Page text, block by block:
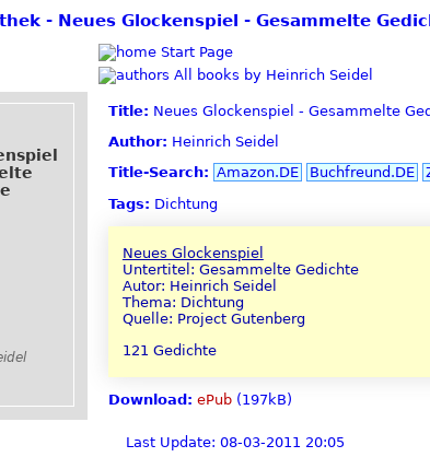
- Neues Glockenspiel - Gesammelte
Start Page
All books by Heinrich Seidel
Title: Neues Glockenspiel - Gesammelte
Author: Heinrich Seidel
Title-Search: Amazon.DE Buchfreund.DE
Tags: Dichtung
Neues Glockenspiel
Untertitel: Gesammelte Gedichte
Autor: Heinrich Seidel
Thema: Dichtung
Quelle: Project Gutenberg
121 Gedichte
Download: ePub(197kB)
Last Update: 08-03-2011 20:05